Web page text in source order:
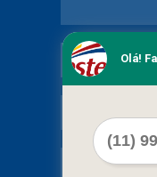
Olá!